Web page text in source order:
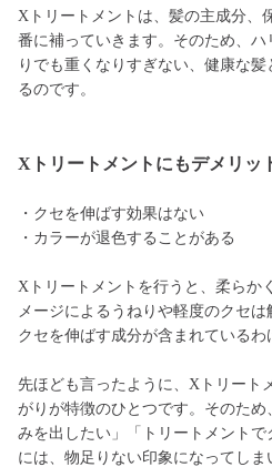
Xトリートメントは、髪の主成分、
番に補っていきます。そのため、
りでも重くなりすぎない、健康な
るのです。
Xトリートメントにもデメリッ
・クセを伸ばす効果はない
・カラーが退色することがある
Xトリートメントを行うと、柔らか
メージによるうねりや軽度のクセ
クセを伸ばす成分が含まれているわ
先ほども言ったように、Xトリート
がりが特徴のひとつです。そのた
みを出したい」「トリートメント
には、物足りない印象になってしま